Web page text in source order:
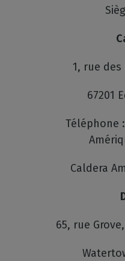
1, rue des
67201
Téléphone :
Caldera
65, rue